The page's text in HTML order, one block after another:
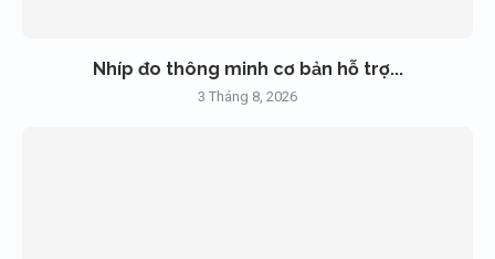
Nhíp đo thông minh cơ bản hỗ trợ...
3 Tháng 8, 2026